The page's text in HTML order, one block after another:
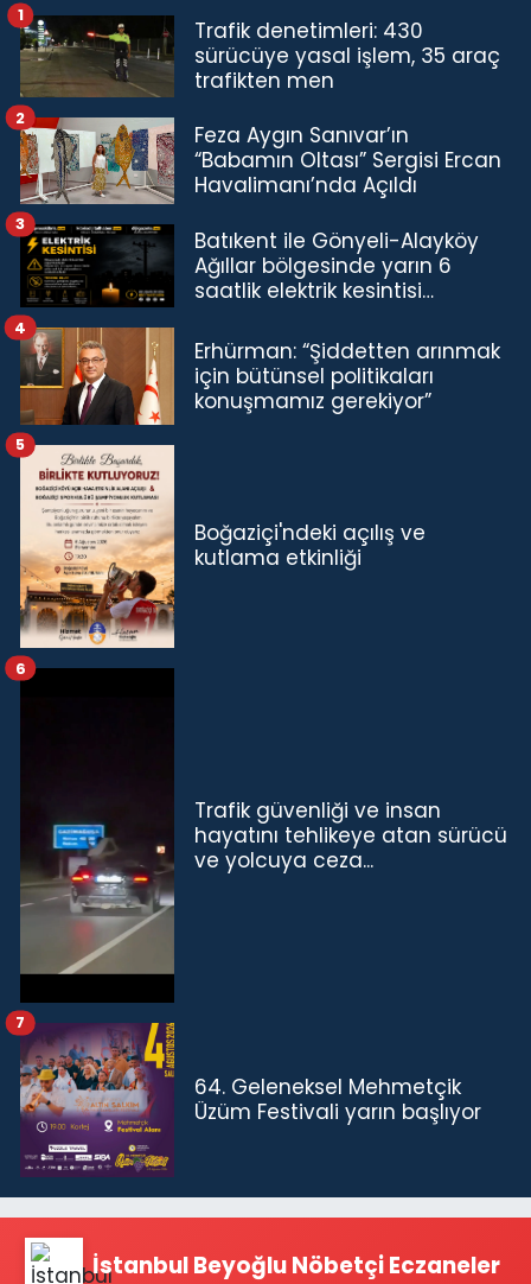
Trafik denetimleri: 430
sürücüye yasal işlem, 35 araç
trafikten men
1
Feza Aygın Sanıvar’ın
“Babamın Oltası” Sergisi Ercan
Havalimanı’nda Açıldı
2
Batıkent ile Gönyeli-Alayköy
Ağıllar bölgesinde yarın 6
saatlik elektrik kesintisi…
3
Erhürman: “Şiddetten arınmak
için bütünsel politikaları
konuşmamız gerekiyor”
4
Boğaziçi'ndeki açılış ve
kutlama etkinliği
5
Trafik güvenliği ve insan
hayatını tehlikeye atan sürücü
ve yolcuya ceza...
6
64. Geleneksel Mehmetçik
Üzüm Festivali yarın başlıyor
7
İstanbul Beyoğlu Nöbetçi Eczaneler